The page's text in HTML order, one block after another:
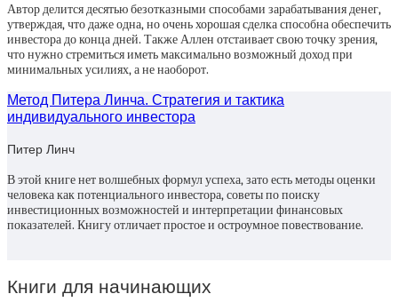
Автор делится десятью безотказными способами зарабатывания денег,
утверждая, что даже одна, но очень хорошая сделка способна обеспечить
инвестора до конца дней. Также Аллен отстаивает свою точку зрения,
что нужно стремиться иметь максимально возможный доход при
минимальных усилиях, а не наоборот.
Метод Питера Линча. Стратегия и тактика
индивидуального инвестора
Питер Линч
В этой книге нет волшебных формул успеха, зато есть методы оценки
человека как потенциального инвестора, советы по поиску
инвестиционных возможностей и интерпретации финансовых
показателей. Книгу отличает простое и остроумное повествование.
Книги для начинающих